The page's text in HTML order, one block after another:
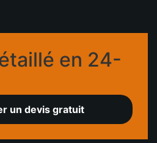
en 24-
un devis gratuit